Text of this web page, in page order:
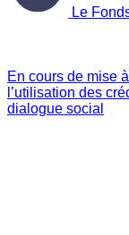
Le
En cours de mise
l’utilisation des
dialogue social